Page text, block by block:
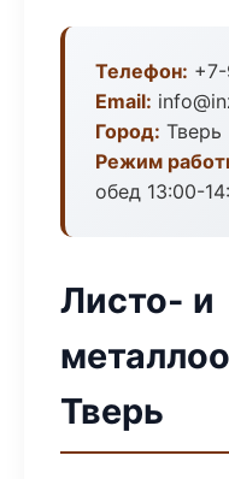
Телефон:
Email:
Город: Тверь
Режим
обед 13:00-
Листо- и
Тверь